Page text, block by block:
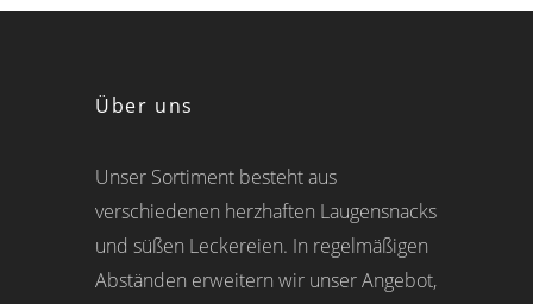
Über uns
Unser Sortiment besteht aus
verschiedenen herzhaften Laugensnacks
und süßen Leckereien. In regelmäßigen
Abständen erweitern wir unser Angebot,